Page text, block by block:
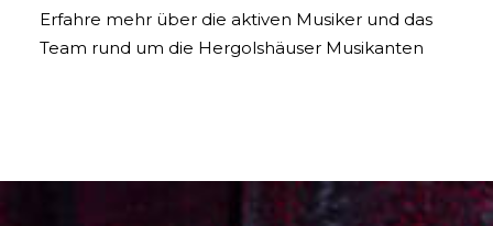
Erfahre mehr über die aktiven Musiker und das
Team rund um die Hergolshäuser Musikanten